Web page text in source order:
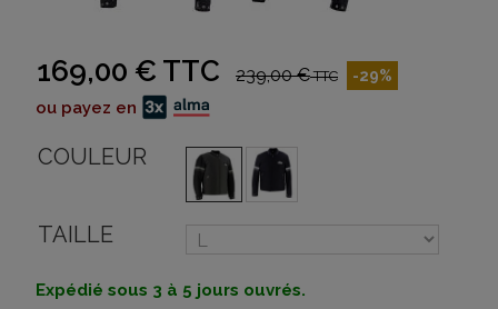
169,00 € TTC 239,00 €TTC -29%
ou payez en
COULEUR
TAILLE
Expédié sous 3 à 5 jours ouvrés.